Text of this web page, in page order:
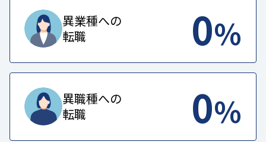
異業種への
転職
0%
異職種への
転職
0%